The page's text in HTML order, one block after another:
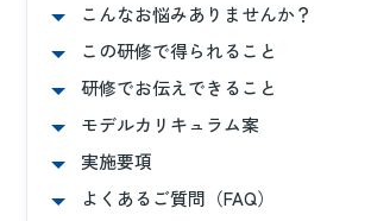
こんなお悩みありませんか？
この研修で得られること
研修でお伝えできること
モデルカリキュラム案
実施要項
よくあるご質問（FAQ）